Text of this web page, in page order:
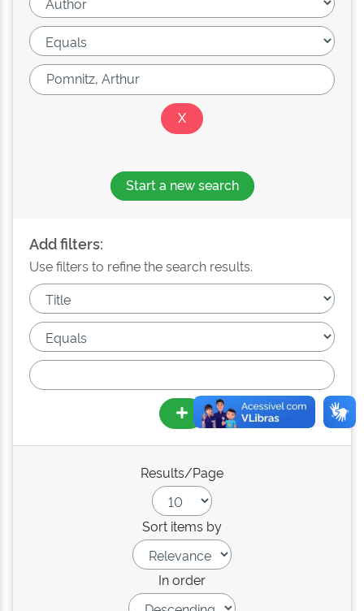
Start a new search
Add filters:
Use filters to refine the search results.
Results/Page
Sort items by
In order